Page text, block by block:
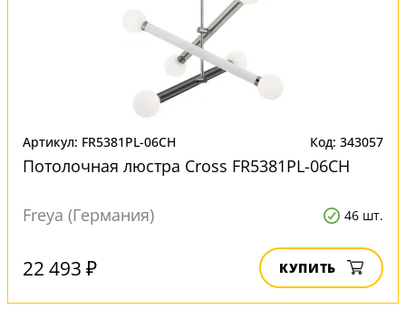
Артикул: FR5381PL-06CH Код: 343057
Потолочная люстра Cross FR5381PL-06CH
Freya (Германия) 46 шт.
22 493 ₽ КУПИТЬ